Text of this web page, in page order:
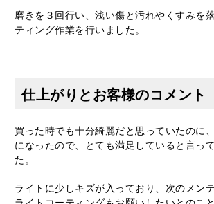
磨きを３回行い、浅い傷と汚れやくすみを
ティング作業を行いました。
仕上がりとお客様のコメント
買った時でも十分綺麗だと思っていたのに
になったので、とても満足していると言っ
た。
ライトに少しキズが入っており、次のメン